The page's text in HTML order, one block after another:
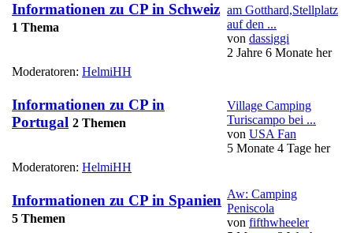
Informationen zu CP in Schweiz
1 Thema
Moderatoren: HelmiHH
am Gotthard,Stellplatz
auf den ...
von dassiggi
2 Jahre 6 Monate her
Informationen zu CP in
Portugal 2 Themen
Moderatoren: HelmiHH
Village Camping
Turiscampo bei ...
von USA Fan
5 Monate 4 Tage her
Informationen zu CP in Spanien
5 Themen
Aw: Camping
Peniscola
von fifthwheeler